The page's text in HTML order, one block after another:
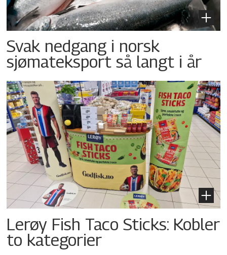
Svak nedgang i norsk
sjømateksport så langt i år
Lerøy Fish Taco Sticks: Kobler
to kategorier